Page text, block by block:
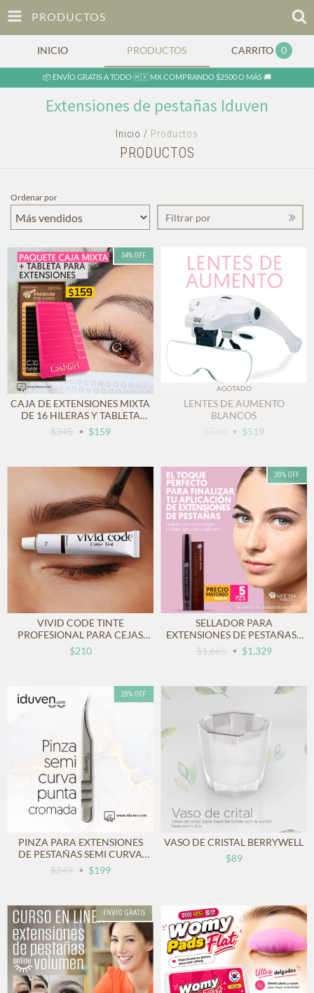
PRODUCTOS
INICIO PRODUCTOS CARRITO 0
📦 ENVÍO GRATIS A TODO 🇲🇽 MX COMPRANDO $2500 O MÁS 🚚
Extensiones de pestañas Iduven
Inicio / Productos
PRODUCTOS
Ordenar por
Filtrar por
54% OFF
CAJA DE EXTENSIONES MIXTA
DE 16 HILERAS Y TABLETA
PARA EXTENSIONES
$345 $159
AGOTADO
LENTES DE AUMENTO
BLANCOS
$519
VIVID CODE TINTE
PROFESIONAL PARA CEJAS
COREANO SIN AMONIACO NI
PPD – COLORACIÓN DE
ARGÁN Y PRACAXI
$210
20% OFF
SELLADOR PARA
EXTENSIONES DE PESTAÑAS -
MAYOREO 5PZS
$1,665 $1,329
20% OFF
PINZA PARA EXTENSIONES
DE PESTAÑAS SEMI CURVA
PREMIUM
$249 $199
VASO DE CRISTAL BERRYWELL
$89
ENVÍO GRATIS